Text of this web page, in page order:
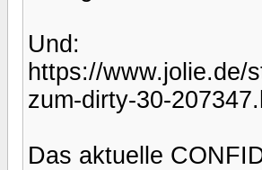
Und:
https://www.jolie.de/
zum-dirty-30-
Das aktuelle